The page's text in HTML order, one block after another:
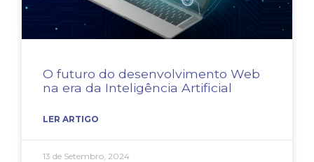
O futuro do desenvolvimento Web
na era da Inteligência Artificial
LER ARTIGO
13 de Setembro, 2024